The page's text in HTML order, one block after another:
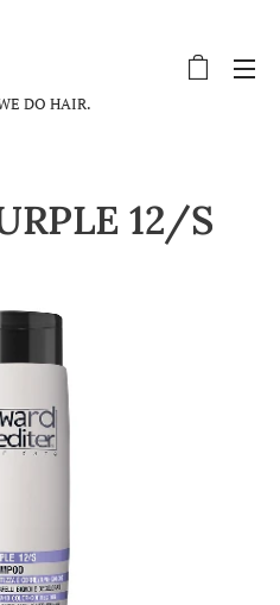
DO HAIR.
12/S